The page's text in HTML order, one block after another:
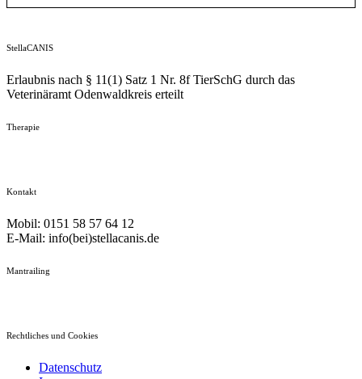
StellaCANIS
Erlaubnis nach § 11(1) Satz 1 Nr. 8f TierSchG durch das
Veterinäramt Odenwaldkreis erteilt
Therapie
Kontakt
Mobil: 0151 58 57 64 12
E-Mail: info(bei)stellacanis.de
Mantrailing
Rechtliches und Cookies
Datenschutz